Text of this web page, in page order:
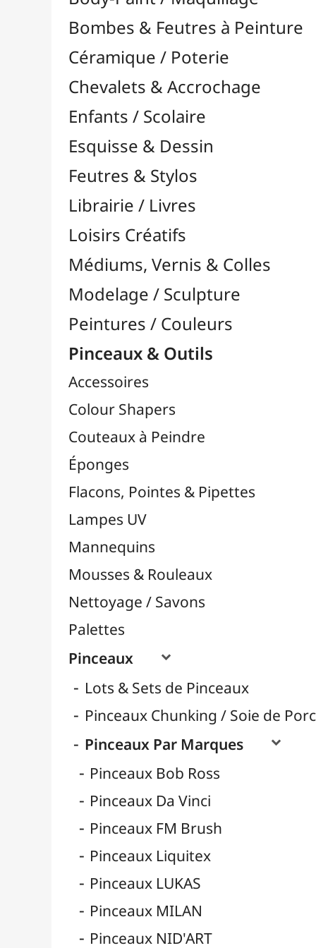
Feutres & Stylos
Librairie / Livres
Loisirs Créatifs
Médiums, Vernis & Colles
Modelage / Sculpture
Peintures / Couleurs
Accessoires
Colour Shapers
Couteaux à Peindre
Éponges
Lampes UV
Mannequins
Nettoyage / Savons
Palettes
Pinceaux

Lots & Sets de Pinceaux
Pinceaux Par Marques
Pinceaux Bob Ross
Pinceaux Da Vinci
Pinceaux FM Brush
Pinceaux Liquitex
Pinceaux LUKAS
Pinceaux MILAN
Pinceaux NID'ART
Pinceaux O'Color
Pinceaux Pébéo
Pinceaux Raphaël
Pinceaux TULIP
Pinceaux Zahn Pinsel
Pinceaux Cléopâtre
Pinceaux Poils Naturels
Pinceaux pour Acrylique
Pinceaux pour Aquarelle
Pinceaux pour Gouache
Pinceaux pour Huile
Pinces à Tendre
Rangement
Résines / Moulage
Supports Dessin & Peinture
Transport / Rangement
Vannerie / Rotin